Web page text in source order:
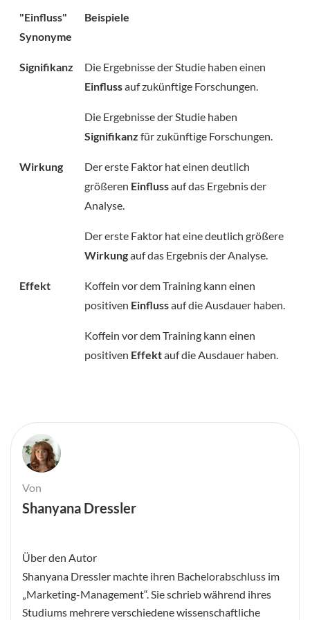
"Einfluss"
Synonyme
Beispiele
Signifikanz
Die Ergebnisse der Studie haben einen
Einflussauf zukünftige Forschungen.
Die Ergebnisse der Studie haben
Signifikanz für zukünftige Forschungen.
Wirkung
Der erste Faktor hat einen deutlich
größeren Einflussauf das Ergebnis der
Analyse.
Der erste Faktor hat eine deutlich größere
Wirkungauf das Ergebnis der Analyse.
Effekt
Koffein vor dem Training kann einen
positiven Einflussauf die Ausdauer haben.
Koffein vor dem Training kann einen
positiven Effektauf die Ausdauer haben.
Von
Shanyana Dressler
Über den Autor
Shanyana Dressler machte ihren Bachelorabschluss im
„Marketing-Management“. Sie schrieb während ihres
Studiums mehrere verschiedene wissenschaftliche